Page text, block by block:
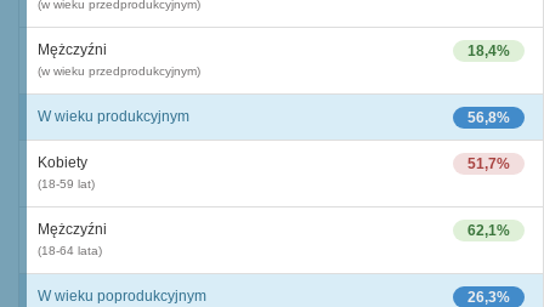
(w wieku przedprodukcyjnym)
18,4%
Mężczyźni
(w wieku przedprodukcyjnym)
56,8%
W wieku produkcyjnym
51,7%
Kobiety
(18-59 lat)
62,1%
Mężczyźni
(18-64 lata)
26,3%
W wieku poprodukcyjnym